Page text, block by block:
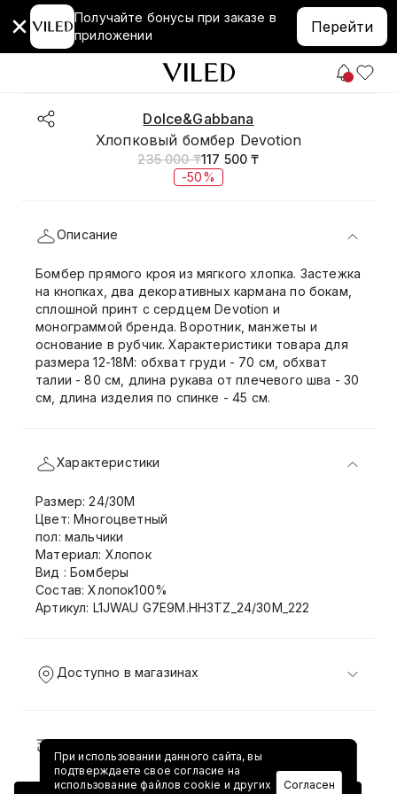
Получайте бонусы при заказе в
приложении
Перейти
Dolce&Gabbana
Хлопковый бомбер Devotion
235 000 ₸117 500 ₸
-50%
Описание
Бомбер прямого кроя из мягкого хлопка. Застежка
на кнопках, два декоративных кармана по бокам,
сплошной принт с сердцем Devotion и
монограммой бренда. Воротник, манжеты и
основание в рубчик. Характеристики товара для
размера 12-18M: обхват груди - 70 см, обхват
талии - 80 см, длина рукава от плечевого шва - 30
см, длина изделия по спинке - 45 см.
Характеристики
Размер: 24/30M
Цвет: Многоцветный
пол: мальчики
Материал: Хлопок
Вид : Бомберы
Состав: Хлопок100%
Артикул: L1JWAU G7E9M.HH3TZ_24/30M_222
Доступно в магазинах
Доставка и возврат
При использовании данного сайта, вы
подтверждаете свое согласие на
использование файлов cookie и других
Согласен